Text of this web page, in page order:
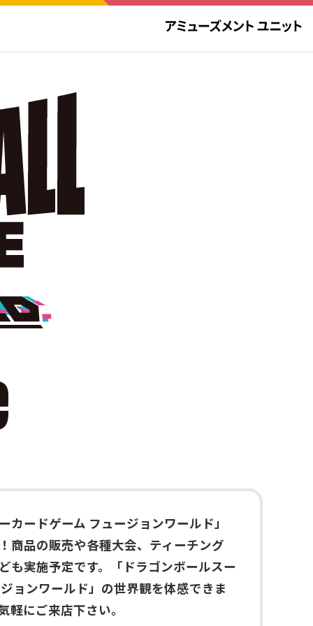
カードゲーム フュージョンワールド」
商品の販売や各種大会、ティーチング
も実施予定です。「ドラゴンボールスー
ョンワールド」の世界観を体感できま
軽にご来店下さい。